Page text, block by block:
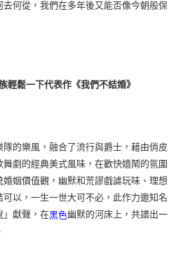
何從，我們在多年後又能否像今朝般保
輕鬆一下代表作《我們不結婚》
的樂風，融合了流行與爵士，藉由俏皮
劇的經典美式風味，在歡快嬉鬧的氛圍
姻價值觀，幽默和荒謬戲謔玩味、理想
以，一生一世大可不必，此作力邀知名
」獻聲，在黑色幽默的河床上，共譜出一